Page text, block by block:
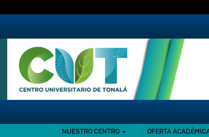
al
NAVEGACIÓN
NUESTRO CENTRO OFERTA